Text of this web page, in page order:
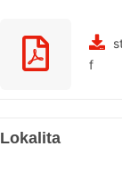
f
Lokalita